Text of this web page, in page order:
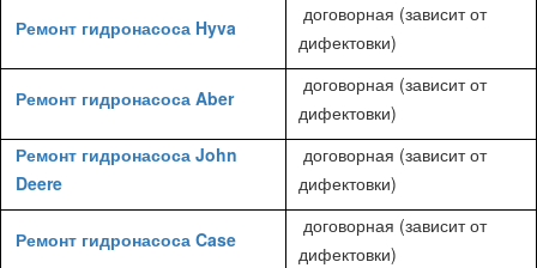
Ремонт гидронасоса Hyva
договорная (зависит от
дифектовки)
Ремонт гидронасоса Aber
договорная (зависит от
дифектовки)
Ремонт гидронасоса John
Deere
договорная (зависит от
дифектовки)
Ремонт гидронасоса Case
договорная (зависит от
дифектовки)